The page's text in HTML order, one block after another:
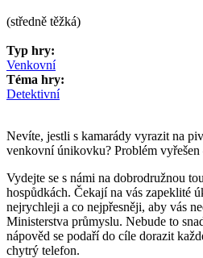
(středně těžká)
Typ hry:
Venkovní
Téma hry:
Detektivní
Nevíte, jestli s kamarády vyrazit na
venkovní únikovku? Problém
Vydejte se s námi na dobrodružnou
hospůdkách. Čekají na vás zapeklité
nejrychleji a co nejpřesněji, aby vás
Ministerstva průmyslu. Nebude to
nápověd se podaří do cíle dorazit
chytrý telefon.